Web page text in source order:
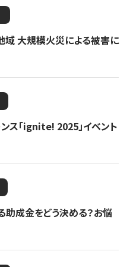
域 大規模火災による被害に
ス「ignite! 2025」イベント
助成金をどう決める？お悩